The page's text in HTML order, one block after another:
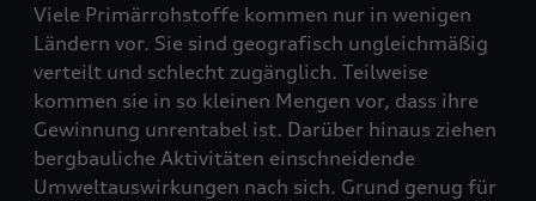
Viele Primärrohstoffe kommen nur in wenigen
Ländern vor. Sie sind geografisch ungleichmäßig
verteilt und schlecht zugänglich. Teilweise
kommen sie in so kleinen Mengen vor, dass ihre
Gewinnung unrentabel ist. Darüber hinaus ziehen
bergbauliche Aktivitäten einschneidende
Umweltauswirkungen nach sich. Grund genug für